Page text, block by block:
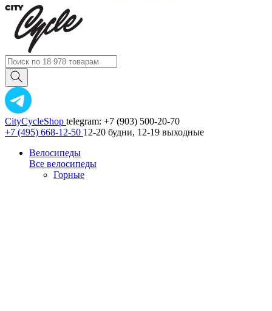
CityCycleShop telegram: +7 (903) 500-20-70
+7 (495) 668-12-50 12-20 будни, 12-19 выходные
Велосипеды
Все велосипеды
Горные